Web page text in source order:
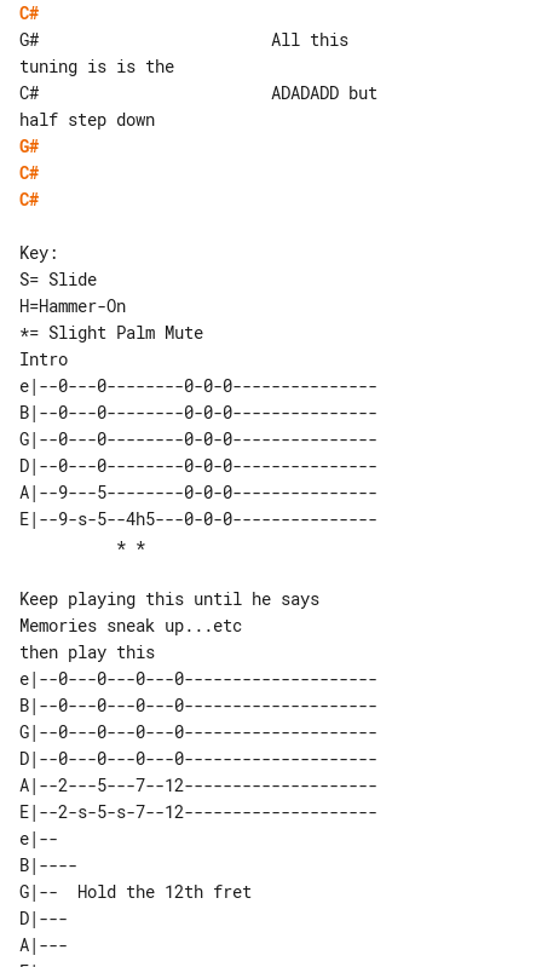
C#
G#                        All this
tuning is is the
C#                        ADADADD but
G#
C#
C#
Key:
S= Slide
H=Hammer-On
Intro
e|--0---0--------0-0-0---------------
B|--0---0--------0-0-0---------------
G|--0---0--------0-0-0---------------
D|--0---0--------0-0-0---------------
A|--9---5--------0-0-0---------------
E|--9-s-5--4h5---0-0-0---------------
Keep playing this until he says
Memories sneak up...etc
e|--0---0---0---0--------------------
B|--0---0---0---0--------------------
G|--0---0---0---0--------------------
D|--0---0---0---0--------------------
A|--2---5---7--12--------------------
E|--2-s-5-s-7--12--------------------
e|--
B|----
G|--  Hold the 12th fret
D|---
A|---